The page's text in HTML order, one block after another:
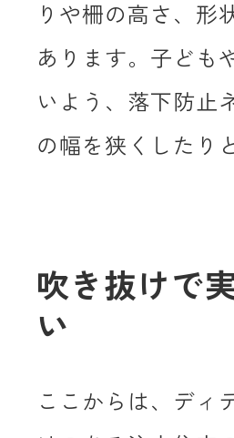
りや柵の高さ、形
あります。子ども
いよう、落下防止
の幅を狭くしたり
吹き抜けで
い
ここからは、ディ